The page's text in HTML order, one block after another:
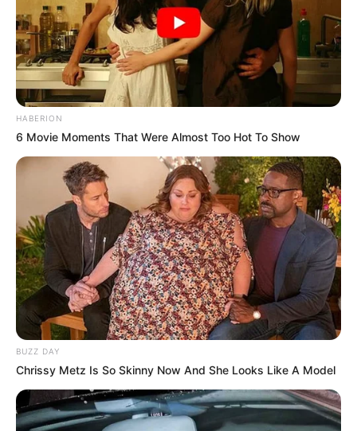
HABERION
6 Movie Moments That Were Almost Too Hot To Show
BUZZ DAY
Chrissy Metz Is So Skinny Now And She Looks Like A Model